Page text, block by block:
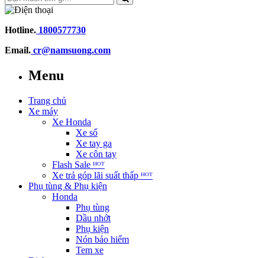
Hotline. 1800577730
Email. cr@namsuong.com
Menu
Trang chủ
Xe máy
Xe Honda
Xe số
Xe tay ga
Xe côn tay
Flash Sale ᴴᴼᵀ
Xe trả góp lãi suất thấp ᴴᴼᵀ
Phụ tùng & Phụ kiện
Honda
Phụ tùng
Dầu nhớt
Phụ kiện
Nón bảo hiểm
Tem xe